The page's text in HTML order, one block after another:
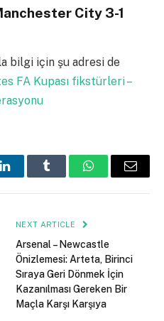
City 3-1
bilgi için şu adresi de
FA Kupası fikstürleri –
LinkedInTumblr WhatsAppEmail
NEXT ARTICLE
Arsenal – Newcastle
Önizlemesi: Arteta, Birinci
Sıraya Geri Dönmek İçin
Kazanılması Gereken Bir
Maçla Karşı Karşıya